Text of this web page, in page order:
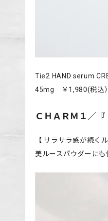
Tie2 HAND serum
45mg ￥1,980(税込）
ＣＨＡＲＭ１／
【 サラサラ感が続く
美ルースパウダーに